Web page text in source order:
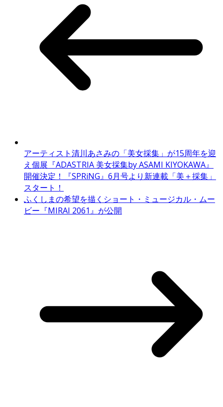
アーティスト清川あさみの「美女採集」が15周年を迎
え個展『ADASTRIA 美女採集by ASAMI KIYOKAWA』
開催決定！『SPRiNG』6月号より新連載「美＋採集」
スタート！
ふくしまの希望を描くショート・ミュージカル・ムー
ビー『MIRAI 2061』が公開